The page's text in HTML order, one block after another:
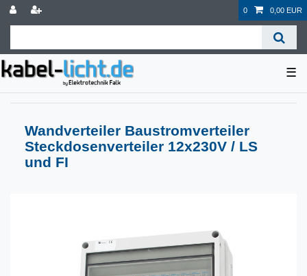
0 0,00 EUR
☰
Wandverteiler Baustromverteiler
Steckdosenverteiler 12x230V / LS
und FI